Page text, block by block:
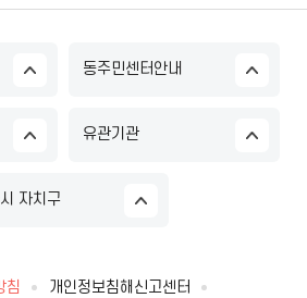
동주민센터안내
유관기관
자치구
침
개인정보침해신고센터